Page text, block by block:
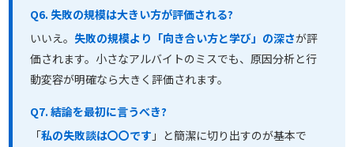
Q6. 失敗の規模は大きい方が評価される?
いいえ。 失敗の規模より「向き合い方と学び」の深さが評
価されます。小さなアルバイトのミスでも、原因分析と行
動変容が明確なら大きく評価されます。
Q7. 結論を最初に言うべき?
「私の失敗談は〇〇です 」と簡潔に切り出すのが基本で